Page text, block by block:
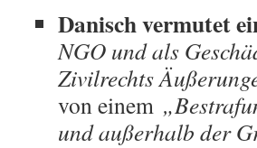
Danisch vermutet
NGO und als
Zivilrechts
von einem
und außerhalb der